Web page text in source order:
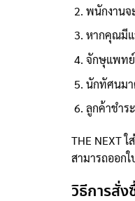
พนักงานจ
หากคุณมีแ
จักษุแพทย์
นักทัศนมา
ลูกค้าชำร
THE NEXT
สามารถออกใ
วิธีการสั่